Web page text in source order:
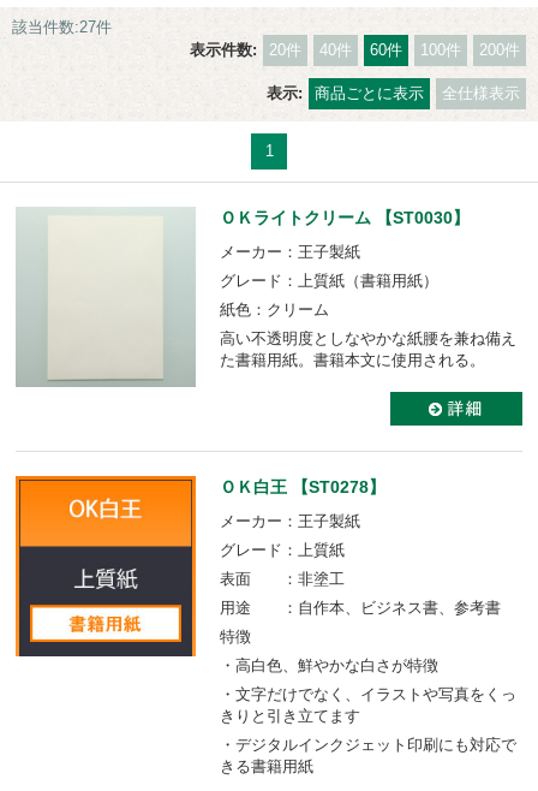
該当件数:27件
表示件数:
20件 40件 60件 100件 200件
表示: 商品ごとに表示 全仕様表示
1
ＯＫライトクリーム 【ST0030】
メーカー：王子製紙
グレード：上質紙（書籍用紙）
紙色：クリーム
高い不透明度としなやかな紙腰を兼ね備え
た書籍用紙。書籍本文に使用される。
ＯＫ白王 【ST0278】
メーカー：王子製紙
グレード：上質紙
表面 ：非塗工
用途 ：自作本、ビジネス書、参考書
特徴
・高白色、鮮やかな白さが特徴
・文字だけでなく、イラストや写真をくっ
きりと引き立てます
・デジタルインクジェット印刷にも対応で
きる書籍用紙